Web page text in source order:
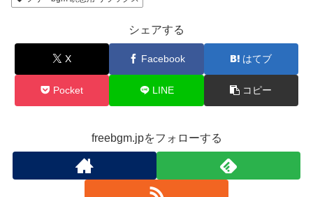
シェアする
X Facebook はてブ
Pocket LINE コピー
freebgm.jpをフォローする